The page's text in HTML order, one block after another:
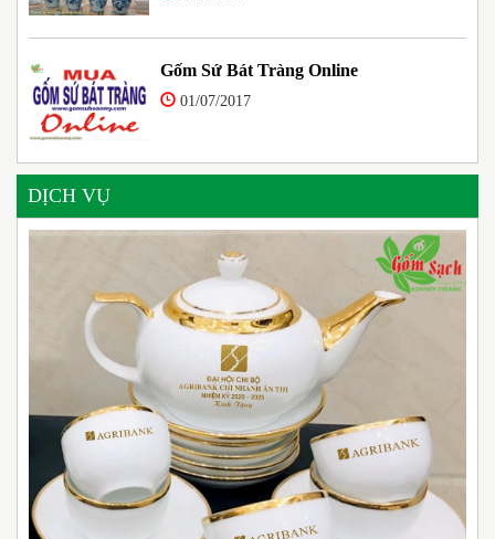
Gốm Sứ Bát Tràng Online
01/07/2017
DỊCH VỤ